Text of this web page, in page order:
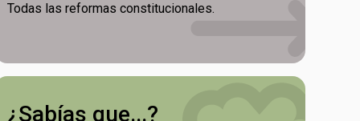
Todas las reformas constitucionales.
¿Sabías que...?